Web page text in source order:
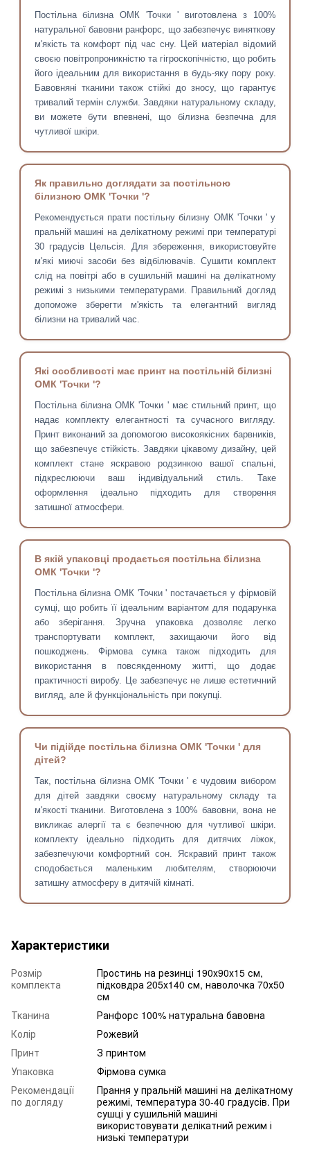
Постільна білизна ОМК 'Точки ' виготовлена з 100%
натуральної бавовни ранфорс, що забезпечує виняткову
м'якість та комфорт під час сну. Цей матеріал відомий
своєю повітропроникністю та гігроскопічністю, що робить
його ідеальним для використання в будь-яку пору року.
Бавовняні тканини також стійкі до зносу, що гарантує
тривалий термін служби. Завдяки натуральному складу,
ви можете бути впевнені, що білизна безпечна для
чутливої шкіри.
Як правильно доглядати за постільною
білизною ОМК 'Точки '?
Рекомендується прати постільну білизну ОМК 'Точки ' у
пральній машині на делікатному режимі при температурі
30 градусів Цельсія. Для збереження, використовуйте
м'які миючі засоби без відбілювачів. Сушити комплект
слід на повітрі або в сушильній машині на делікатному
режимі з низькими температурами. Правильний догляд
допоможе зберегти м'якість та елегантний вигляд
білизни на тривалий час.
Які особливості має принт на постільній білизні
ОМК 'Точки '?
Постільна білизна ОМК 'Точки ' має стильний принт, що
надає комплекту елегантності та сучасного вигляду.
Принт виконаний за допомогою високоякісних барвників,
що забезпечує стійкість. Завдяки цікавому дизайну, цей
комплект стане яскравою родзинкою вашої спальні,
підкреслюючи ваш індивідуальний стиль. Таке
оформлення ідеально підходить для створення
затишної атмосфери.
В якій упаковці продається постільна білизна
ОМК 'Точки '?
Постільна білизна ОМК 'Точки ' постачається у фірмовій
сумці, що робить її ідеальним варіантом для подарунка
або зберігання. Зручна упаковка дозволяє легко
транспортувати комплект, захищаючи його від
пошкоджень. Фірмова сумка також підходить для
використання в повсякденному житті, що додає
практичності виробу. Це забезпечує не лише естетичний
вигляд, але й функціональність при покупці.
Чи підійде постільна білизна ОМК 'Точки ' для
дітей?
Так, постільна білизна ОМК 'Точки ' є чудовим вибором
для дітей завдяки своєму натуральному складу та
м'якості тканини. Виготовлена з 100% бавовни, вона не
викликає алергії та є безпечною для чутливої шкіри.
комплекту ідеально підходить для дитячих ліжок,
забезпечуючи комфортний сон. Яскравий принт також
сподобається маленьким любителям, створюючи
затишну атмосферу в дитячій кімнаті.
Характеристики
Розмір
комплекта
Простинь на резинці 190х90х15 см,
підковдра 205х140 см, наволочка 70х50
см
Тканина
Ранфорс 100% натуральна бавовна
Колір
Рожевий
Принт
З принтом
Упаковка
Фірмова сумка
Рекомендації
по догляду
Прання у пральній машині на делікатному
режимі, температура 30-40 градусів. При
сушці у сушильній машині
використовувати делікатний режим і
низькі температури